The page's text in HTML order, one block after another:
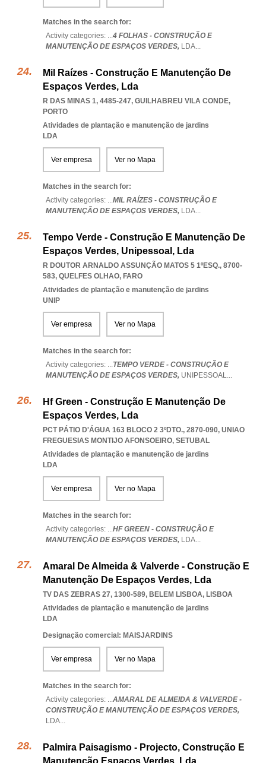
Matches in the search for:
Activity categories: ...4 FOLHAS - CONSTRUÇÃO E
MANUTENÇÃO DE ESPAÇOS VERDES, LDA...
Mil Raízes - Construção E Manutenção De
Espaços Verdes, Lda
R DAS MINAS 1, 4485-247, GUILHABREU VILA CONDE,
PORTO
Atividades de plantação e manutenção de jardins
LDA
Ver empresa Ver no Mapa
Matches in the search for:
Activity categories: ...MIL RAÍZES - CONSTRUÇÃO E
MANUTENÇÃO DE ESPAÇOS VERDES, LDA...
Tempo Verde - Construção E Manutenção De
Espaços Verdes, Unipessoal, Lda
R DOUTOR ARNALDO ASSUNÇÃO MATOS 5 1ºESQ., 8700-
583, QUELFES OLHAO, FARO
Atividades de plantação e manutenção de jardins
UNIP
Ver empresa Ver no Mapa
Matches in the search for:
Activity categories: ...TEMPO VERDE - CONSTRUÇÃO E
MANUTENÇÃO DE ESPAÇOS VERDES, UNIPESSOAL...
Hf Green - Construção E Manutenção De
Espaços Verdes, Lda
PCT PÁTIO D'ÁGUA 163 BLOCO 2 3ºDTO., 2870-090, UNIAO
FREGUESIAS MONTIJO AFONSOEIRO, SETUBAL
Atividades de plantação e manutenção de jardins
LDA
Ver empresa Ver no Mapa
Matches in the search for:
Activity categories: ...HF GREEN - CONSTRUÇÃO E
MANUTENÇÃO DE ESPAÇOS VERDES, LDA...
Amaral De Almeida & Valverde - Construção E
Manutenção De Espaços Verdes, Lda
TV DAS ZEBRAS 27, 1300-589, BELEM LISBOA, LISBOA
Atividades de plantação e manutenção de jardins
LDA
Designação comercial: MAISJARDINS
Ver empresa Ver no Mapa
Matches in the search for:
Activity categories: ...AMARAL DE ALMEIDA & VALVERDE -
CONSTRUÇÃO E MANUTENÇÃO DE ESPAÇOS VERDES,
LDA...
Palmira Paisagismo - Projecto, Construção E
Manutenção Espaços Verdes, Lda